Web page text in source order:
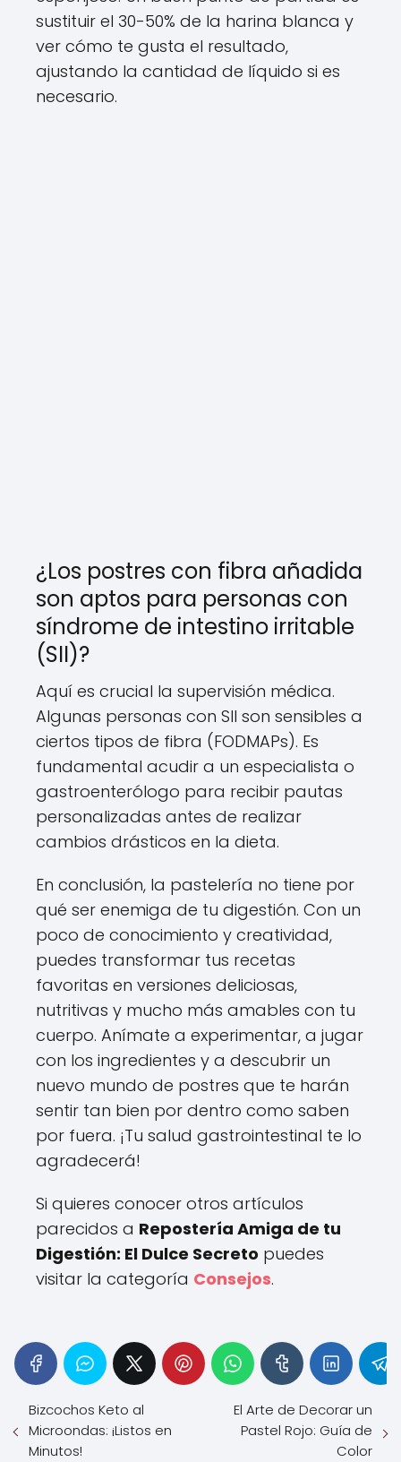
sustituir el 30-50% de la harina blanca y
ver cómo te gusta el resultado,
ajustando la cantidad de líquido si es
necesario.
¿Los postres con fibra añadida
son aptos para personas con
síndrome de intestino irritable
(SII)?
Aquí es crucial la supervisión médica.
Algunas personas con SII son sensibles a
ciertos tipos de fibra (FODMAPs). Es
fundamental acudir a un especialista o
gastroenterólogo para recibir pautas
personalizadas antes de realizar
cambios drásticos en la dieta.
En conclusión, la pastelería no tiene por
qué ser enemiga de tu digestión. Con un
poco de conocimiento y creatividad,
puedes transformar tus recetas
favoritas en versiones deliciosas,
nutritivas y mucho más amables con tu
cuerpo. Anímate a experimentar, a jugar
con los ingredientes y a descubrir un
nuevo mundo de postres que te harán
sentir tan bien por dentro como saben
por fuera. ¡Tu salud gastrointestinal te lo
agradecerá!
Si quieres conocer otros artículos
parecidos a Repostería Amiga de tu
Digestión: El Dulce Secreto puedes
visitar la categoría Consejos.
Bizcochos Keto al
Microondas: ¡Listos en
Minutos!
El Arte de Decorar un
Pastel Rojo: Guía de
Color